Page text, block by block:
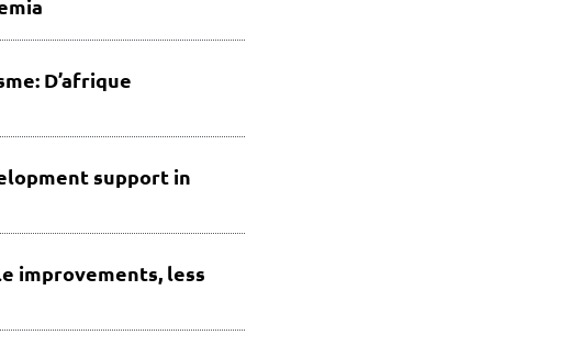
D’afrique
support in
improvements, less